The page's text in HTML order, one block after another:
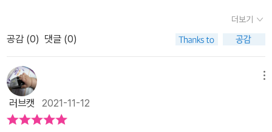
해 무중력상태의 낙하법칙을 배운다. 달에 실내 도시인 암스트롱 시
티를 건설하고 10층짜리 아파트가 지어졌다. 고점프 씨는 계단이나
엘레비어터를 이용하지 않는 1층보다 비싼 2층을 구매했는데, 점프로
2층 베란다에 올라갈 수 있다는 사실을 알게 되고, 계단 사용료를 받
은 건설사를 고소했는데, 사용료를 환불 받을 수 있을까? 지구보다 6
분의 1정도로 작은 달의 중력 때문에 누구든지 달에서는 높게 뛰어오
를 수 있어 환불을 받을 수 있었다. 선크림을 잘 못 판매한 안화장 씨
전혀~ 글씨가 써지지 않습니다.이러니 기행문을 쓰지 못하고 돌아온
이필기씨.그는 문구점 주인을 고소하고 맙니다.누가 잘못한 것일까
잉크가 종이로 떨어지는 것이지요.잉크도 중량이 있으니 지구가 당기
는 중력 때문에 아래로 떨어지는 것입니다.그러니 우주에서는 무중력
이 되어 글씨가 안 써지는 것이랍니다.그럼 모든 볼펜은 안 써지는데
우주에서 필기구는 전혀 못쓸까요?아니요. 가능한게 있습니다. 바로
이야기는 물리와 생활입니다. 물리와 관련된 사건들을 다루고 그 법
정 판결을 신문에 실어 널리 알려 더이상 사람들이 다투지 않게 하려
는 것이 목적입니다. 이 책의 물리부 장관은 물리학은 정직한 학문이
며 지위와 나라에 따라 달라지지 않는다고 말합니다. 이렇게 정직한
학문을 바탕으로 더 이상 사람들이 다툼이 없길 바라며 도대체 어떤
일들로 사람들이 법정에서 싸움을 하고 있는지 알아보려 합니다. 이
번 이야기에서는 10장에 걸쳐 다양한 사건을 만나게 됩니다. 각각의
더보기
공감 (0) 댓글 (0)
러브캣 2021-11-12